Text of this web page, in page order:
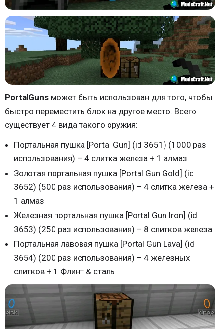
PortalGuns может быть использован для того, чтобы
быстро переместить блок на другое место. Всего
существует 4 вида такого оружия:
Портальная пушка [Portal Gun] (id 3651) (1000 раз
использования) – 4 слитка железа + 1 алмаз
Золотая портальная пушка [Portal Gun Gold] (id
3652) (500 раз использования) – 4 слитка железа +
1 алмаз
Железная портальная пушка [Portal Gun Iron] (id
3653) (250 раз использования) – 8 слитков железа
Портальная лавовая пушка [Portal Gun Lava] (id
3654) (200 раз использования) – 4 железных
слитков + 1 Флинт & сталь